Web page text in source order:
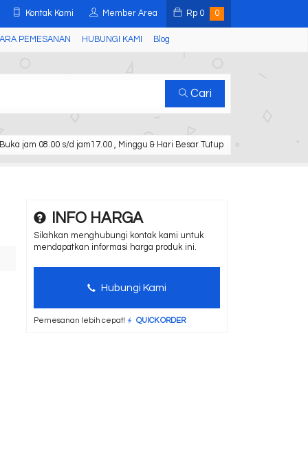
Kontak Kami Member Area Rp 0 0
PEMESANAN HUBUNGI KAMI Blog
Cari
Buka jam 08.00 s/d jam17.00 , Minggu & Hari Besar Tutup
INFO HARGA
Silahkan menghubungi kontak kami untuk
mendapatkan informasi harga produk ini.
Hubungi Kami
Pemesanan lebih cepat! QUICK ORDER